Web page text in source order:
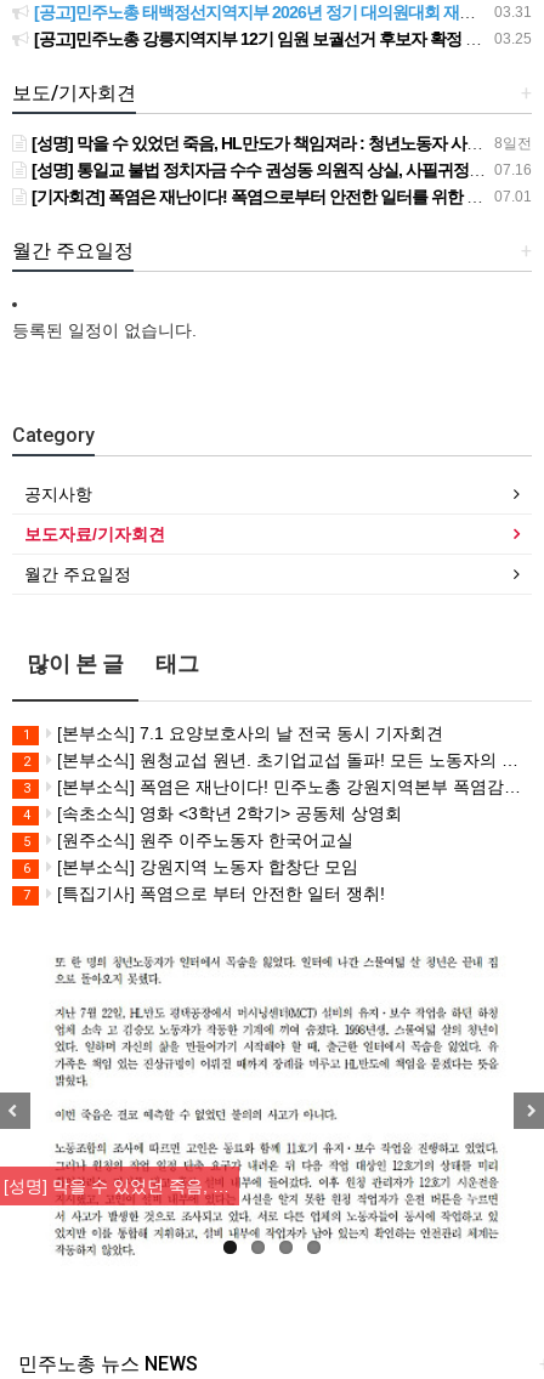
03.31
[공고]민주노총 태백정선지역지부 2026년 정기 대의원대회 재소집 건
03.25
[공고]민주노총 강릉지역지부 12기 임원 보궐선거 후보자 확정 공고
+
보도/기자회견
8일전
[성명] 막을 수 있었던 죽음, HL만도가 책임져라 : 청년노동자 사망사고의 철저한 진상규명과 재발방지 대책 마련하라
07.16
[성명] 통일교 불법 정치자금 수수 권성동 의원직 상실, 사필귀정이다
07.01
[기자회견] 폭염은 재난이다! 폭염으로부터 안전한 일터를 위한 민주노총 강원지역본부 폭염감시단 선포 기자회견
+
월간 주요일정
등록된 일정이 없습니다.
Category
공지사항
보도자료/기자회견
월간 주요일정
많이 본 글 태그
1 [본부소식] 7.1 요양보호사의 날 전국 동시 기자회견
2 [본부소식] 원청교섭 원년. 초기업교섭 돌파! 모든 노동자의 노동기본권 쟁취! 민주노총 7.15 총파업대회
3 [본부소식] 폭염은 재난이다! 민주노총 강원지역본부 폭염감시단 선포 기자회견
4 [속초소식] 영화 <3학년 2학기> 공동체 상영회
5 [원주소식] 원주 이주노동자 한국어교실
6 [본부소식] 강원지역 노동자 합창단 모임
7 [특집기사] 폭염으로 부터 안전한 일터 쟁취!
[성명] 막을 수 있었던 죽음, …
주노총 뉴스 NEWS